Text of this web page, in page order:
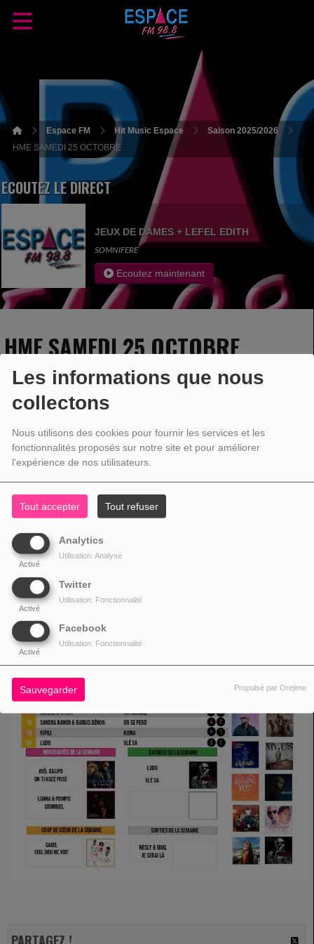
Les informations que nous
collectons
Nous utilisons des cookies pour fournir les services et les
fonctionnalités proposés sur notre site et pour améliorer
l'expérience de nos utilisateurs.
Tout accepter Tout refuser
Analytics
Activé
Utilisation: Analyse
Twitter
Activé
Utilisation: Fonctionnalité
Facebook
Activé
Utilisation: Fonctionnalité
Sauvegarder Propulsé par Orejime
Espace FM Hit Music Espace
Saison 2025/2026
HME SAMEDI 25 OCTOBRE
ECOUTEZ LE DIRECT
JEUX DE DAMES + LEFEL EDITH
SOMNIFERE
Ecoutez maintenant
HME SAMEDI 25 OCTOBRE
25 OCTOBRE 2025 - 11:00 -
PARTAGEZ !